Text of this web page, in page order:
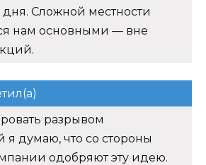
Сложной местности
нам основными — вне
разрывом
думаю, что со стороны
одобряют эту идею.